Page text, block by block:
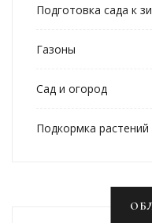
Подготовка сада к
Газоны
Сад и огород
Подкормка растений